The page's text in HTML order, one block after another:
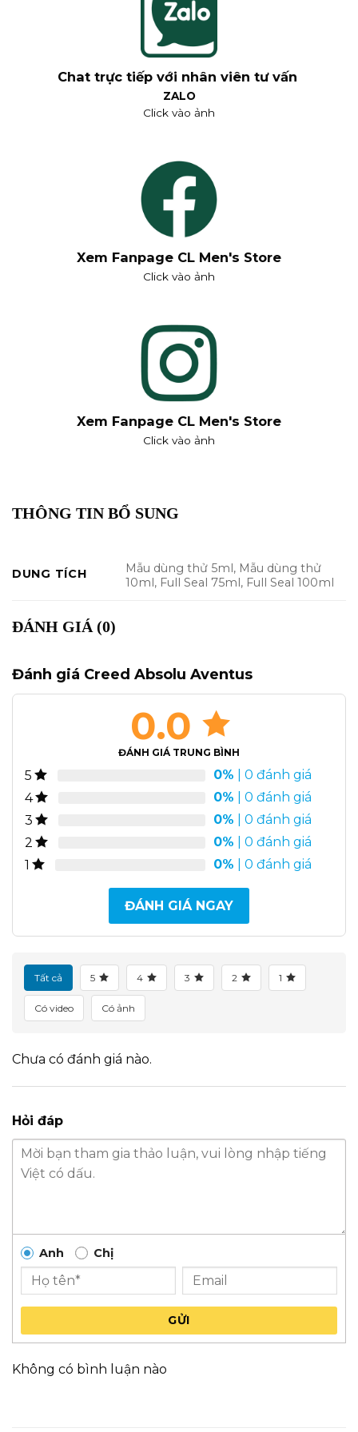
Chat trực tiếp với nhân viên tư vấn
ZALO
Click vào ảnh
Xem Fanpage CL Men's Store
Click vào ảnh
Xem Fanpage CL Men's Store
Click vào ảnh
THÔNG TIN BỔ SUNG
DUNG TÍCH
Mẫu dùng thử 5ml, Mẫu dùng thử
10ml, Full Seal 75ml, Full Seal 100ml
ĐÁNH GIÁ (0)
Đánh giá Creed Absolu Aventus
0.0
ĐÁNH GIÁ TRUNG BÌNH
5 0% | 0 đánh giá
4
0% | 0 đánh giá
3
0% | 0 đánh giá
2
0% | 0 đánh giá
1
0% | 0 đánh giá
ĐÁNH GIÁ NGAY
Tất cả 5 4 3 2 1
Có video Có ảnh
Chưa có đánh giá nào.
Hỏi đáp
Anh Chị
GỬI
Không có bình luận nào